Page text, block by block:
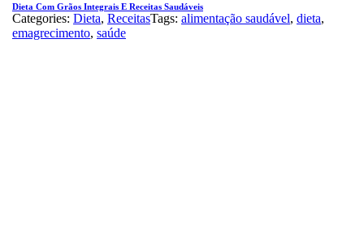
Dieta Com Grãos Integrais E Receitas Saudáveis
Categories: Dieta, ReceitasTags: alimentação saudável, dieta,
emagrecimento, saúde